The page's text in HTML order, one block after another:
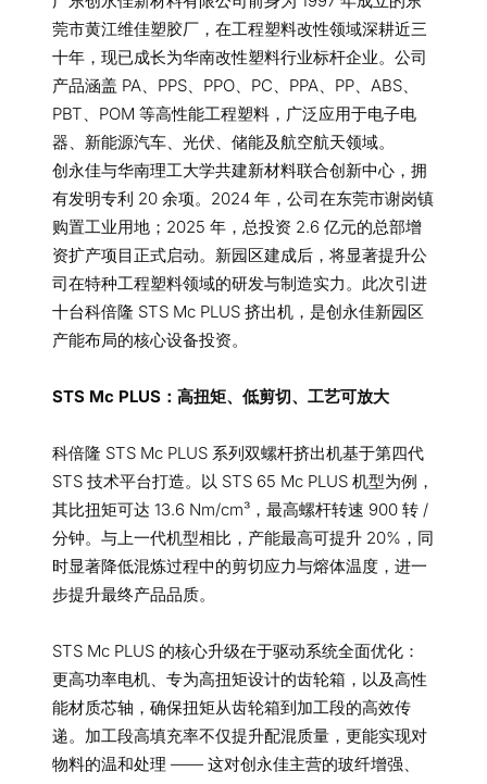
莞市黄江维佳塑胶厂，在工程塑料改性领域深耕近三
十年，现已成长为华南改性塑料行业标杆企业。公司
产品涵盖 PA、PPS、PPO、PC、PPA、PP、ABS、
PBT、POM 等高性能工程塑料，广泛应用于电子电
器、新能源汽车、光伏、储能及航空航天领域。
创永佳与华南理工大学共建新材料联合创新中心，拥
有发明专利 20 余项。2024 年，公司在东莞市谢岗镇
购置工业用地；2025 年，总投资 2.6 亿元的总部增
资扩产项目正式启动。新园区建成后，将显著提升公
司在特种工程塑料领域的研发与制造实力。此次引进
十台科倍隆 STS Mc PLUS 挤出机，是创永佳新园区
产能布局的核心设备投资。
STS Mc PLUS：高扭矩、低剪切、工艺可放大
科倍隆 STS Mc PLUS 系列双螺杆挤出机基于第四代
STS 技术平台打造。以 STS 65 Mc PLUS 机型为例，
其比扭矩可达 13.6 Nm/cm³，最高螺杆转速 900 转 /
分钟。与上一代机型相比，产能最高可提升 20%，同
时显著降低混炼过程中的剪切应力与熔体温度，进一
步提升最终产品品质。
STS Mc PLUS 的核心升级在于驱动系统全面优化：
更高功率电机、专为高扭矩设计的齿轮箱，以及高性
能材质芯轴，确保扭矩从齿轮箱到加工段的高效传
递。加工段高填充率不仅提升配混质量，更能实现对
物料的温和处理 —— 这对创永佳主营的玻纤增强、